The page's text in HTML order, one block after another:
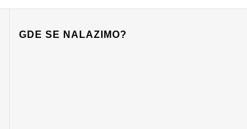
GDE SE NALAZIMO?